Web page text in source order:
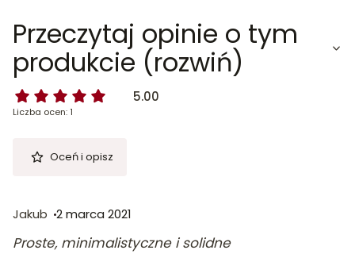
Przeczytaj opinie o tym
produkcie (rozwiń)
5.00
Liczba ocen: 1
Oceń i opisz
Jakub 2 marca 2021
Proste, minimalistyczne i solidne